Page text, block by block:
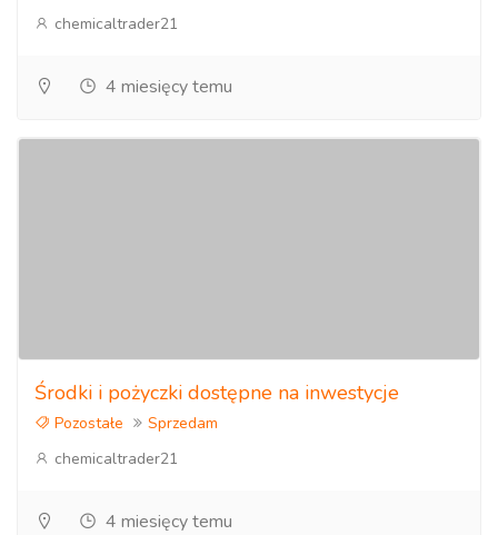
chemicaltrader21
4 miesięcy temu
Środki i pożyczki dostępne na inwestycje
Pozostałe
Sprzedam
chemicaltrader21
4 miesięcy temu